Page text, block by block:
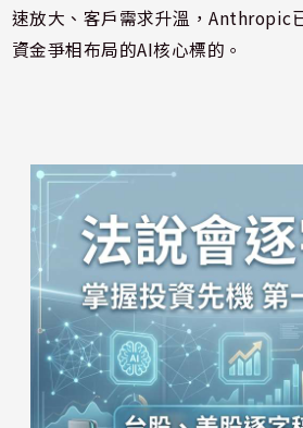
速放大、客戶需求升溫，Anthropic
資金爭相布局的AI核心標的。